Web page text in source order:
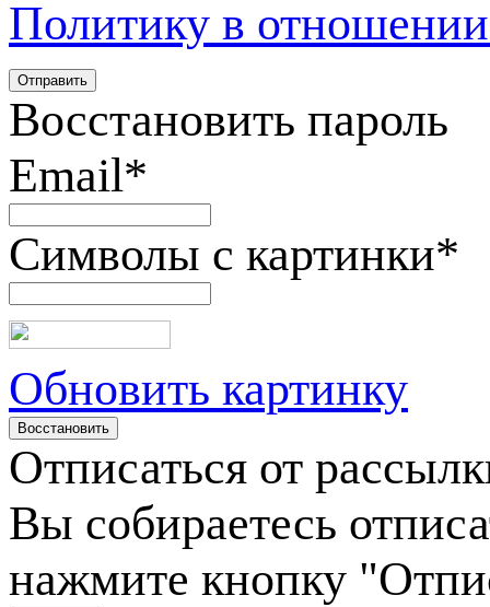
Политику в
Восстановить пароль
Email*
Символы с картинки*
Обновить картинку
Отписаться от
Вы собираетесь
нажмите кнопку